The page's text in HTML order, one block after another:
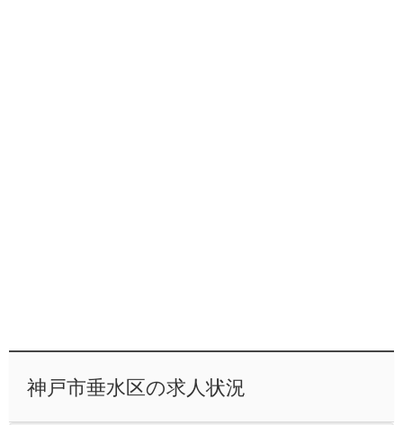
神戸市垂水区の求人状況